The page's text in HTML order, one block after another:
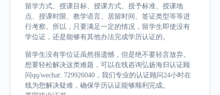
留学方式、授课目标、授课方式、授予标准、授课地
点、授课时限、教学语言、居留时间、签证类型等等进
行考察。所以，只要满足一定的情况，留学生即使没有
学位证，还是能够有其他办法完成学历认证的。
留学生没有学位证虽然很遗憾，但是绝不要轻言放弃。
想要轻松解决这类难题，可以在线咨询弘扬海归认证顾
问qq/wechat: 729926040，我们专业的认证顾问24小时在
线为您解决疑难，确保学历认证能够顺利完成。